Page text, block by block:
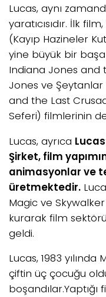
Lucas, aynı
yaratıcısıdır. İlk
(Kayıp Hazineler
yine büyük bir
Indiana Jones and
Jones ve Şeytanlar
and the Last
Seferi) filmlerinin de
Lucas, ayrıca
Şirket, film
animasyonlar ve
üretmektedir.
Magic ve
kurarak film
geldi.
Lucas, 1983
çiftin üç çocuğu